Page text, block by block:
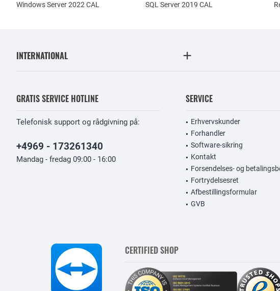
Windows Server 2022 CAL
SQL Server 2019 CAL
INTERNATIONAL
GRATIS SERVICE HOTLINE
Telefonisk support og rådgivning på:
+4969 - 173261340
Mandag - fredag 09:00 - 16:00
SERVICE
Erhvervskunder
Forhandler
Software-sikring
Kontakt
Forsendelses- og
Fortrydelsesret
Afbestillingsformular
GVB
CERTIFIED SHOP